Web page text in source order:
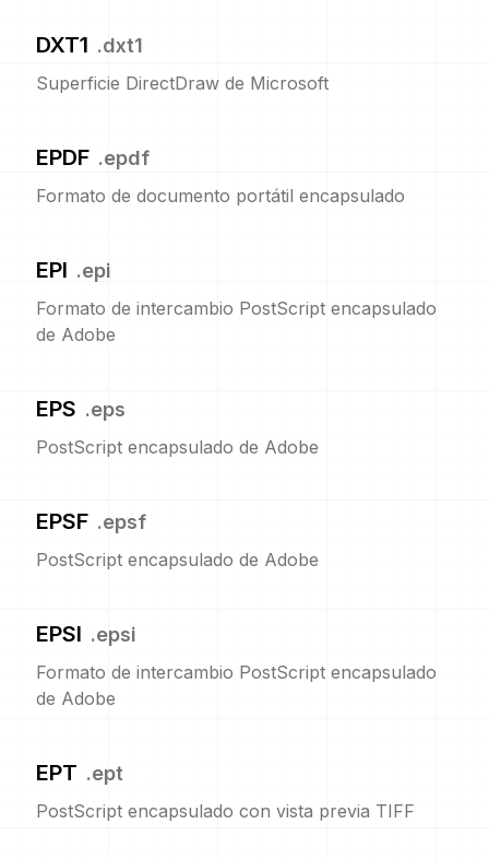
DXT1 .dxt1
Superficie DirectDraw de Microsoft
EPDF .epdf
Formato de documento portátil encapsulado
EPI .epi
Formato de intercambio PostScript encapsulado
de Adobe
EPS .eps
PostScript encapsulado de Adobe
EPSF .epsf
PostScript encapsulado de Adobe
EPSI .epsi
Formato de intercambio PostScript encapsulado
de Adobe
EPT .ept
PostScript encapsulado con vista previa TIFF